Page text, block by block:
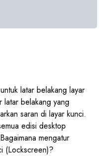
latar belakang layar
latar belakang yang
saran di layar kunci.
edisi desktop
mengatur
(Lockscreen)?